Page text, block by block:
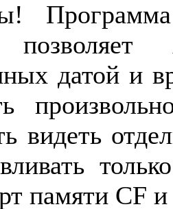
датой и
видеть
памяти CF